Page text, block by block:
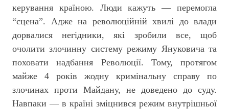
керування країною. Люди кажуть — перемогла
“сцена”. Адже на революційній хвилі до влади
дорвалися негідники, які зробили все, щоб
очолити злочинну систему режиму Януковича та
поховати надбання Революції. Тому, протягом
майже 4 років жодну кримінальну справу по
злочинах проти Майдану, не доведено до суду.
Навпаки — в країні зміцнився режим внутрішньої